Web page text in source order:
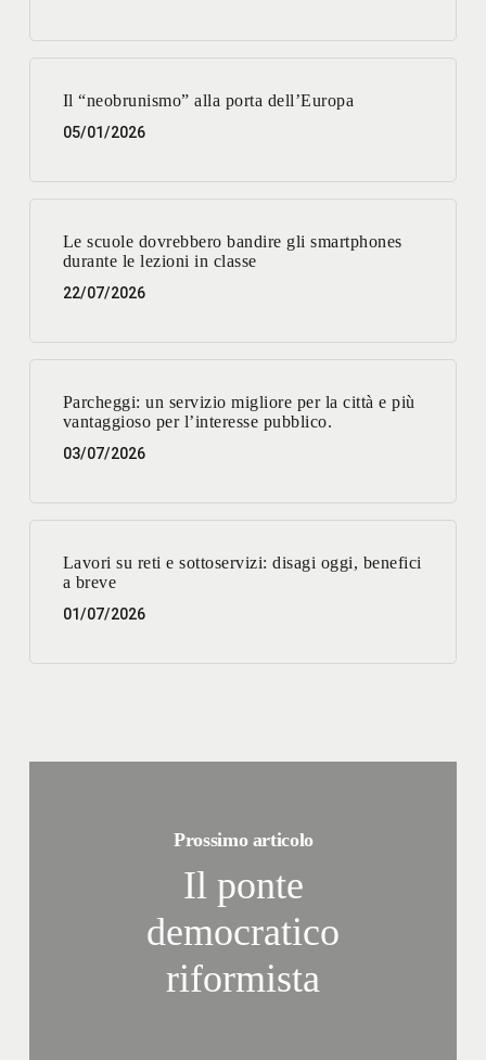
Il “neobrunismo” alla porta dell’Europa
05/01/2026
Le scuole dovrebbero bandire gli smartphones
durante le lezioni in classe
22/07/2026
Parcheggi: un servizio migliore per la città e più
vantaggioso per l’interesse pubblico.
03/07/2026
Lavori su reti e sottoservizi: disagi oggi, benefici
a breve
01/07/2026
Prossimo articolo
Il ponte
democratico
riformista